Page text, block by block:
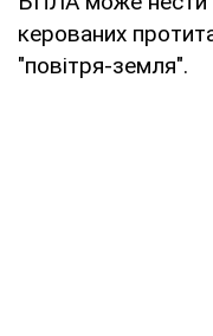
керованих
"повітря-земля".